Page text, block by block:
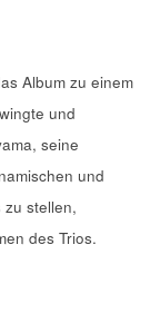
Album zu einem
und
seine
und
stellen,
des Trios.